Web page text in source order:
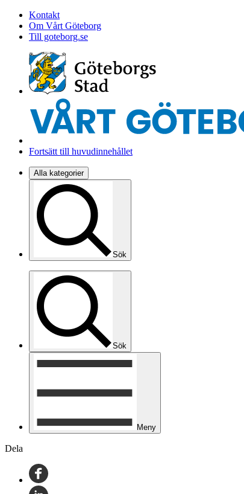
Kontakt
Om Vårt Göteborg
Till goteborg.se
Fortsätt till huvudinnehållet
Alla kategorier
Sök
Sök
Meny
Dela